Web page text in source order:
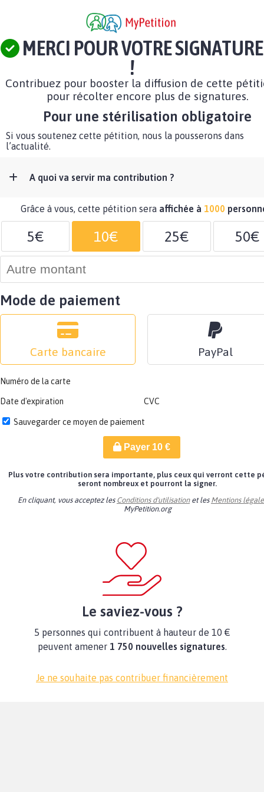
MERCI POUR VOTRE SIGNATURE
!
Contribuez pour booster la diffusion de cette
pour récolter encore plus de signatures.
Pour une stérilisation obligatoire
Si vous soutenez cette pétition, nous la pousserons dans
l’actualité.
A quoi va servir ma contribution ?
Grâce à vous, cette pétition sera affichée à 1000
5€ 10€ 25€ 50€
Mode de paiement
Carte bancaire PayPal
Numéro de la carte
Date d'expiration CVC
Sauvegarder ce moyen de paiement
Payer 10€
Plus votre contribution sera importante, plus ceux qui verront cette
seront nombreux et pourront la signer.
En cliquant, vous acceptez les Conditions d'utilisationet les Mentions
MyPetition.org
Le saviez-vous ?
5 personnes qui contribuent à hauteur de 10 €
peuvent amener 1 750 nouvelles signatures.
Je ne souhaite pas contribuer financièrement